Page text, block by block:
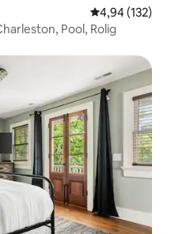
4,94 av 5 i
4,94 (132)
Pool, Rolig